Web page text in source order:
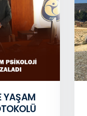
YAŞAM